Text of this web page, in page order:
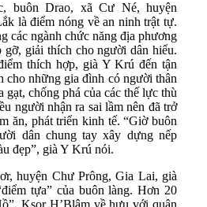
buôn Drao, xã Cư Né, huyện
là điểm nóng về an ninh trật tự.
các ngành chức năng địa phương
gỡ, giải thích cho người dân hiểu.
thích hợp, già Y Krú đến tận
cho những gia đình có người thân
chống phá của các thế lực thù
người nhận ra sai lầm nên đã trở
ăn, phát triển kinh tế. “Giờ buôn
dân chung tay xây dựng nếp
đẹp”, già Y Krú nói.
huyện Chư Prông, Gia Lai, già
tựa” của buôn làng. Hơn 20